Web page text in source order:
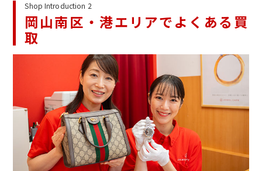
Shop Introduction 2
岡山南区・港エリアでよくある買
取